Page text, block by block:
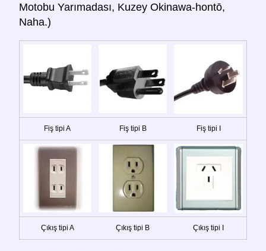
Motobu Yarımadası, Kuzey Okinawa-hontō,
Naha.)
Fiş tipi A Fiş tipi B Fiş tipi I
Çıkış tipi A Çıkış tipi B Çıkış tipi I